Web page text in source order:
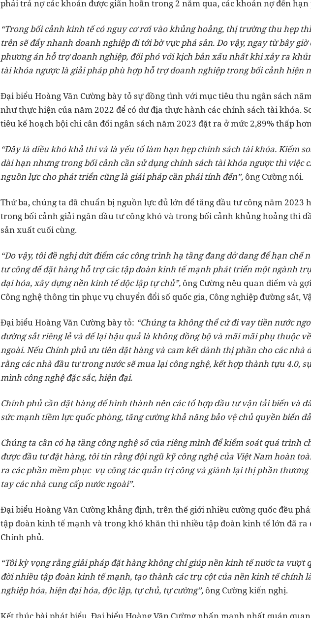
phải trả nợ các khoản được giãn hoãn trong 2 năm qua, các khoản nợ đến
“Trong bối cảnh kinh tế có nguy cơ rơi vào khủng hoảng, thị trường thu hẹp
trên sẽ đẩy nhanh doanh nghiệp đi tới bờ vực phá sản. Do vậy, ngay từ bây
phương án hỗ trợ doanh nghiệp, đối phó với kịch bản xấu nhất khi xảy ra
tài khóa ngược là giải pháp phù hợp hỗ trợ doanh nghiệp trong bối cảnh hiện
Đại biểu Hoàng Văn Cường bày tỏ sự đồng tình với mục tiêu thu ngân sách
như thực hiện của năm 2022 để có dư địa thực hành các chính sách tài khóa.
tiêu kế hoạch bội chi cân đối ngân sách năm 2023 đặt ra ở mức 2,89% thấp
“Đây là điều khó khả thi và là yếu tố làm hạn hẹp chính sách tài khóa. Kiểm
dài hạn nhưng trong bối cảnh cần sử dụng chính sách tài khóa ngược thì việc
nguồn lực cho phát triển cũng là giải pháp cần phải tính đến”, ông Cường nói.
Thứ ba, chúng ta đã chuẩn bị nguồn lực đủ lớn để tăng đầu tư công năm 2023
trong bối cảnh giải ngân đầu tư công khó và trong bối cảnh khủng hoảng thì
sản xuất cuối cùng.
“Do vậy, tôi đề nghị dứt điểm các công trình hạ tầng đang dở dang để hạn chế
tư công để đặt hàng hỗ trợ các tập đoàn kinh tế mạnh phát triển một ngành
đại hóa, xây dựng nền kinh tế độc lập tự chủ”, ông Cường nêu quan điểm và
Công nghệ thông tin phục vụ chuyển đổi số quốc gia, Công nghiệp đường sắt,
Đại biểu Hoàng Văn Cường bày tỏ: “Chúng ta không thể cứ đi vay tiền nước
đường sắt riêng lẻ và để lại hậu quả là không đồng bộ và mãi mãi phụ thuộc
ngoài. Nếu Chính phủ ưu tiên đặt hàng và cam kết dành thị phần cho các
rằng các nhà đầu tư trong nước sẽ mua lại công nghệ, kết hợp thành tựu 4.0,
mình công nghệ đặc sắc, hiện đại.
Chính phủ cần đặt hàng để hình thành nên các tổ hợp đầu tư vận tải biển và
sức mạnh tiềm lực quốc phòng, tăng cường khả năng bảo vệ chủ quyền biển
Chúng ta cần có hạ tầng công nghệ số của riêng mình để kiểm soát quá trình
được đầu tư đặt hàng, tôi tin rằng đội ngũ kỹ công nghệ của Việt Nam hoàn
ra các phần mềm phục vụ công tác quản trị công và giành lại thị phần
tay các nhà cung cấp nước ngoài”.
Đại biểu Hoàng Văn Cường khẳng định, trên thế giới nhiều cường quốc đều
tập đoàn kinh tế mạnh và trong khó khăn thì nhiều tập đoàn kinh tế lớn đã ra
Chính phủ.
“Tôi kỳ vọng rằng giải pháp đặt hàng không chỉ giúp nền kinh tế nước ta vượt
đời nhiều tập đoàn kinh tế mạnh, tạo thành các trụ cột của nền kinh tế chính
nghiệp hóa, hiện đại hóa, độc lập, tự chủ, tự cường”, ông Cường kiến nghị.